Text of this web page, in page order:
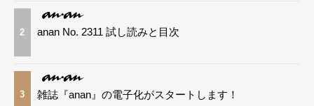
2 anan No. 2311 試し読みと目次
3 雑誌『anan』の電子化がスタートします！